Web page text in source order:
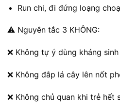
Run chi, đi đứng loạng
⚠️ Nguyên tắc 3 KHÔNG:
❌ Không tự ý dùng kháng sinh
❌ Không đắp lá cây lên nốt
❌ Không chủ quan khi trẻ hết